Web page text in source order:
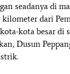
seadanya di
kilometer dari
kota besar di
Dusun